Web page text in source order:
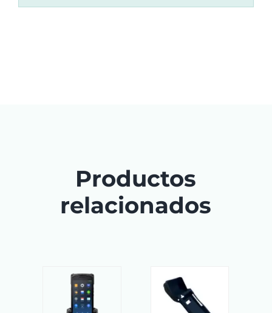
Productos
relacionados
AÑADIR AL
CARRITO
AÑADIR AL
CARRITO